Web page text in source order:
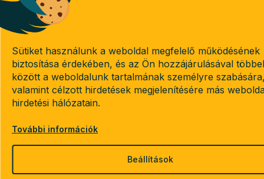
Sütiket használunk a weboldal megfelelő működésének
biztosítása érdekében, és az Ön hozzájárulásával
között a weboldalunk tartalmának személyre
valamint célzott hirdetések megjelenítésére más
hirdetési hálózatain.
További információk
Beállítások